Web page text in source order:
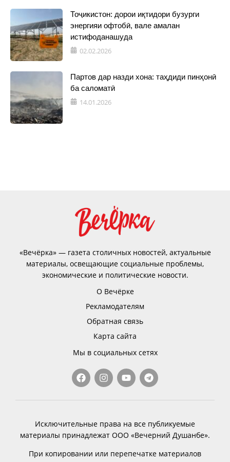
Тоҷикистон: дорои иқтидори бузурги
энергияи офтобӣ, вале амалан
истифоданашуда
02.02.2026
Партов дар назди хона: таҳдиди пинҳонӣ
ба саломатӣ
14.01.2026
«Вечёрка» — газета столичных новостей, актуальные
материалы, освещающие социальные проблемы,
экономические и политические новости.
О Вечёрке
Рекламодателям
Обратная связь
Карта сайта
Мы в социальных сетях
Исключительные права на все публикуемые
материалы принадлежат ООО «Вечерний Душанбе».
При копировании или перепечатке материалов